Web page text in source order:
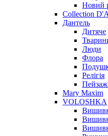
Новий
Collection
Дантель
Дитяче
Люди
Флора
Релігія
Mary Maxim
VOLOSHKA